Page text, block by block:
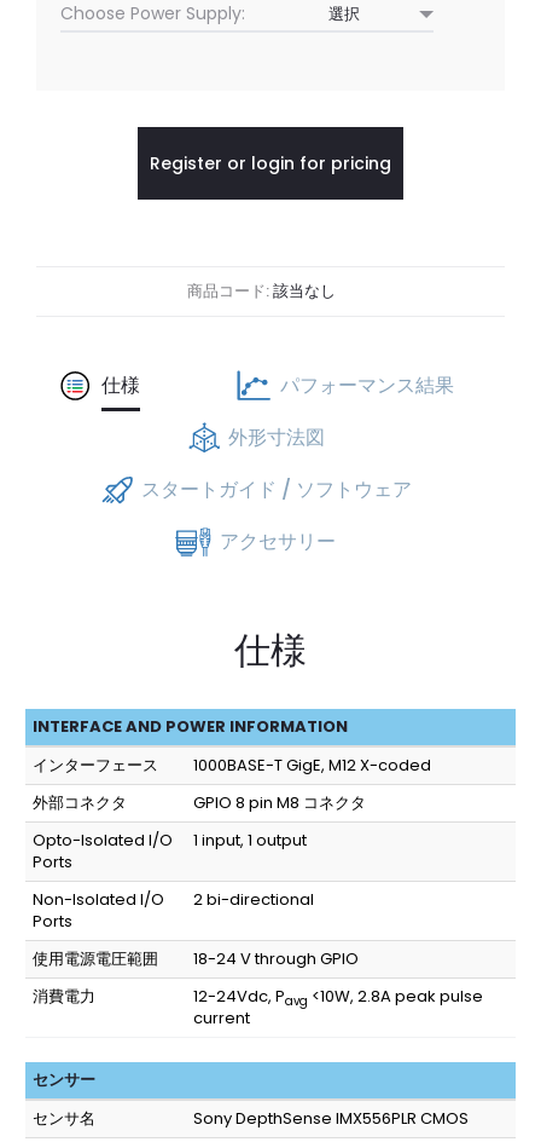
Choose Power Supply:
Register or login for pricing
商品コード:該当なし
仕様
パフォーマンス結果
外形寸法図
スタートガイド / ソフトウェア
アクセサリー
仕様
INTERFACE AND POWER INFORMATION
インターフェース
1000BASE-T GigE, M12 X-coded
外部コネクタ
GPIO 8 pin M8 コネクタ
Opto-Isolated I/O
Ports
1 input, 1 output
Non-Isolated I/O
Ports
2 bi-directional
使用電源電圧範囲
18-24 V through GPIO
消費電力
12-24Vdc, Pavg <10W, 2.8A peak pulse
current
センサー
センサ名
Sony DepthSense IMX556PLR CMOS